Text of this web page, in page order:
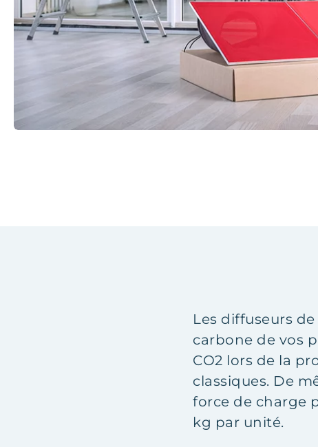
Les diffuseurs
carbone de vos
CO2 lors de la
classiques. De
force de charge
kg par unité.